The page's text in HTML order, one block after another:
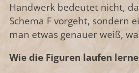
Handwerk bedeutet nicht,
Schema F vorgeht, sondern
man etwas genauer weiß,
Wie die Figuren laufen